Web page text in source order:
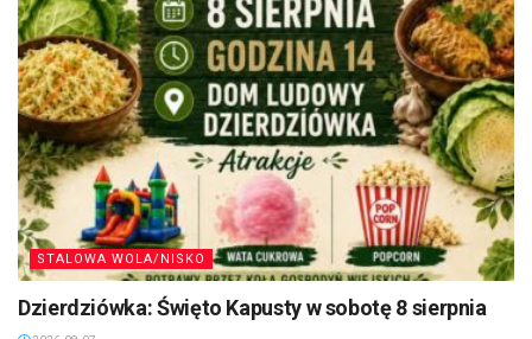
STALOWA WOLA/NISKO
Dzierdziówka: Święto Kapusty w sobotę 8 sierpnia